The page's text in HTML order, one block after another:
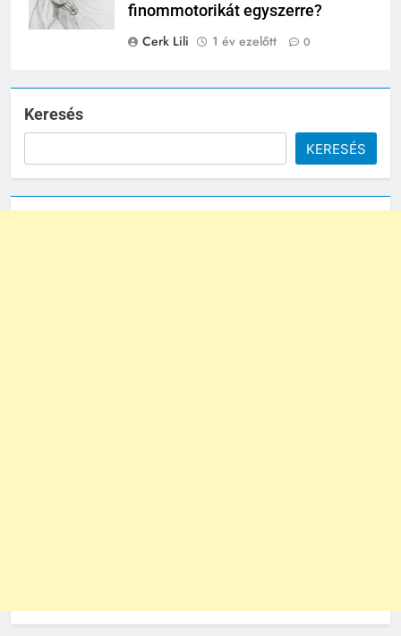
finommotorikát egyszerre?
Cerk Lili
1 év ezelőtt 0
Keresés
KERESÉS